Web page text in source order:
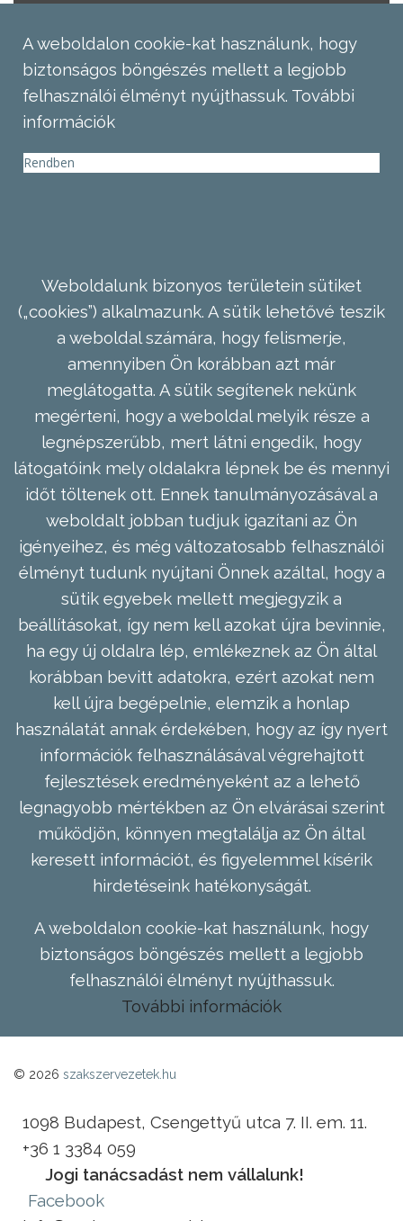
A weboldalon cookie-kat használunk, hogy
biztonságos böngészés mellett a legjobb
felhasználói élményt nyújthassuk. További
információk
Rendben
Weboldalunk bizonyos területein sütiket
(„cookies”) alkalmazunk. A sütik lehetővé teszik
a weboldal számára, hogy felismerje,
amennyiben Ön korábban azt már
meglátogatta. A sütik segítenek nekünk
megérteni, hogy a weboldal melyik része a
legnépszerűbb, mert látni engedik, hogy
látogatóink mely oldalakra lépnek be és mennyi
időt töltenek ott. Ennek tanulmányozásával a
weboldalt jobban tudjuk igazítani az Ön
igényeihez, és még változatosabb felhasználói
élményt tudunk nyújtani Önnek azáltal, hogy a
sütik egyebek mellett megjegyzik a
beállításokat, így nem kell azokat újra bevinnie,
ha egy új oldalra lép, emlékeznek az Ön által
korábban bevitt adatokra, ezért azokat nem
kell újra begépelnie, elemzik a honlap
használatát annak érdekében, hogy az így nyert
információk felhasználásával végrehajtott
fejlesztések eredményeként az a lehető
legnagyobb mértékben az Ön elvárásai szerint
működjön, könnyen megtalálja az Ön által
keresett információt, és figyelemmel kísérik
hirdetéseink hatékonyságát.
A weboldalon cookie-kat használunk, hogy
biztonságos böngészés mellett a legjobb
felhasználói élményt nyújthassuk.
További információk
© 2026 szakszervezetek.hu
1098 Budapest, Csengettyű utca 7. II. em. 11.
+36 1 3384 059
Jogi tanácsadást nem vállalunk!
Facebook